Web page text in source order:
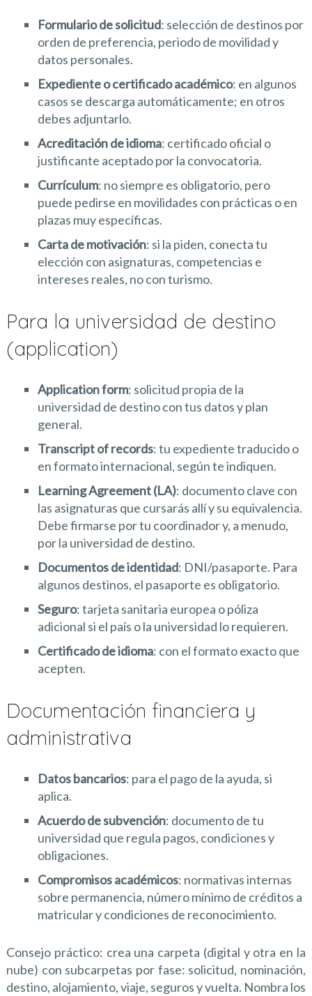
Formulario de solicitud: selección de destinos por
orden de preferencia, periodo de movilidad y
datos personales.
Expediente o certificado académico: en algunos
casos se descarga automáticamente; en otros
debes adjuntarlo.
Acreditación de idioma: certificado oficial o
justificante aceptado por la convocatoria.
Currículum: no siempre es obligatorio, pero
puede pedirse en movilidades con prácticas o en
plazas muy específicas.
Carta de motivación: si la piden, conecta tu
elección con asignaturas, competencias e
intereses reales, no con turismo.
Para la universidad de destino
(application)
Application form: solicitud propia de la
universidad de destino con tus datos y plan
general.
Transcript of records: tu expediente traducido o
en formato internacional, según te indiquen.
Learning Agreement (LA): documento clave con
las asignaturas que cursarás allí y su equivalencia.
Debe firmarse por tu coordinador y, a menudo,
por la universidad de destino.
Documentos de identidad: DNI/pasaporte. Para
algunos destinos, el pasaporte es obligatorio.
Seguro: tarjeta sanitaria europea o póliza
adicional si el país o la universidad lo requieren.
Certificado de idioma: con el formato exacto que
acepten.
Documentación financiera y
administrativa
Datos bancarios: para el pago de la ayuda, si
aplica.
Acuerdo de subvención: documento de tu
universidad que regula pagos, condiciones y
obligaciones.
Compromisos académicos: normativas internas
sobre permanencia, número mínimo de créditos a
matricular y condiciones de reconocimiento.
Consejo práctico: crea una carpeta (digital y otra en la
nube) con subcarpetas por fase: solicitud, nominación,
destino, alojamiento, viaje, seguros y vuelta. Nombra los